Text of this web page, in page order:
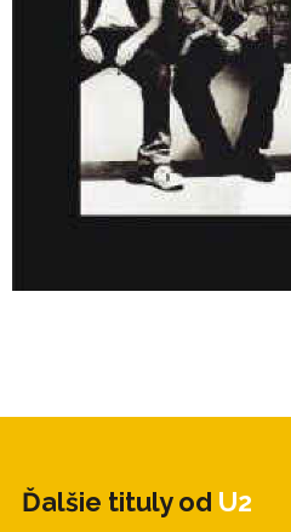
Ďalšie tituly od U2